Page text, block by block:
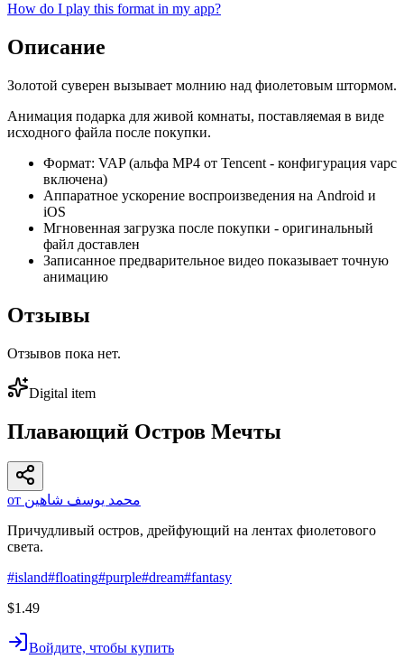
How do I play this format in my app?
Описание
Золотой суверен вызывает молнию над фиолетовым штормом.
Анимация подарка для живой комнаты, поставляемая в виде
исходного файла после покупки.
Формат: VAP (альфа MP4 от Tencent - конфигурация vapc
включена)
Аппаратное ускорение воспроизведения на Android и
iOS
Мгновенная загрузка после покупки - оригинальный
файл доставлен
Записанное предварительное видео показывает точную
анимацию
Отзывы
Отзывов пока нет.
Digital item
Плавающий Остров Мечты
от محمد يوسف شاهين
Причудливый остров, дрейфующий на лентах фиолетового
света.
#island#floating#purple#dream#fantasy
$1.49
Войдите, чтобы купить